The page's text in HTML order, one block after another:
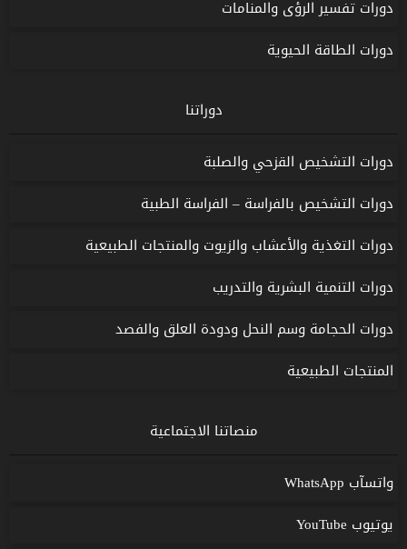
دورات تفسير الرؤى والمنامات
دورات الطاقة الحيوية
دوراتنا
دورات التشخيص القزحي والصلبة
دورات التشخيص بالفراسة – الفراسة الطبية
دورات التغذية والأعشاب والزيوت والمنتجات الطبيعية
دورات التنمية البشرية والتدريب
دورات الحجامة وسم النحل ودودة العلق والفصد
المنتجات الطبيعية
منصاتنا الاجتماعية
واتسآب WhatsApp
يوتيوب YouTube